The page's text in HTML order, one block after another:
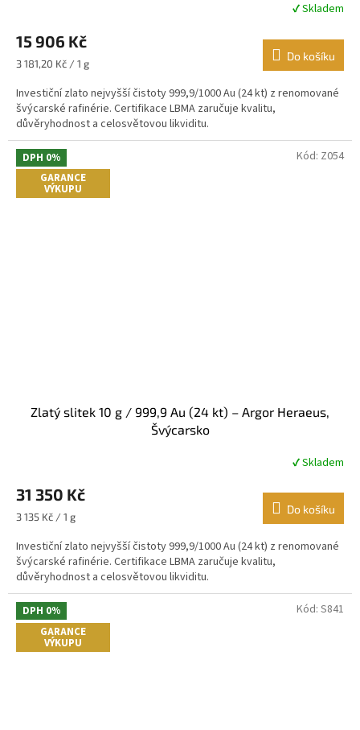
produktu
je
4,5
z
5
hvězdiček.
✔ Skladem
15 906 Kč
Měrná
3 181,20 Kč / 1 g
Do košíku
Investiční zlato nejvyšší čistoty 999,9/1000 Au (24 kt) z renomované
švýcarské rafinérie. Certifikace LBMA zaručuje kvalitu,
důvěryhodnost a celosvětovou likviditu.
DPH 0%
GARANCE
VÝKUPU
Zlatý slitek 10 g / 999,9 Au (24 kt) – Argor Heraeus,
Švýcarsko
produktu
je
4,4
z
5
hvězdiček.
✔ Skladem
31 350 Kč
Měrná
3 135 Kč / 1 g
Do košíku
Investiční zlato nejvyšší čistoty 999,9/1000 Au (24 kt) z renomované
švýcarské rafinérie. Certifikace LBMA zaručuje kvalitu,
důvěryhodnost a celosvětovou likviditu.
Kód: Z054
DPH 0%
GARANCE
VÝKUPU
Kód: S841